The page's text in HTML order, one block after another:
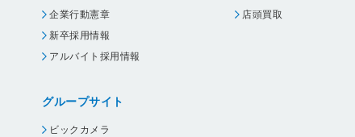
企業行動憲章
新卒採用情報
アルバイト採用情報
グループサイト
ビックカメラ
店頭買取